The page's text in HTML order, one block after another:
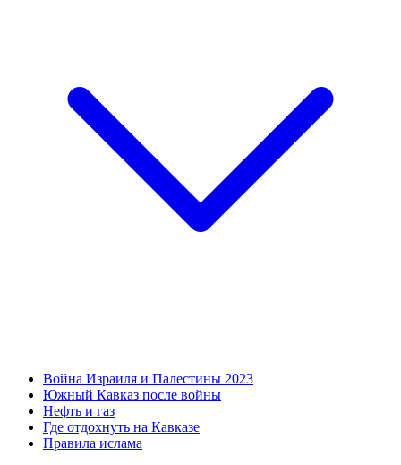
Война Израиля и Палестины 2023
Южный Кавказ после войны
Нефть и газ
Где отдохнуть на Кавказе
Правила ислама